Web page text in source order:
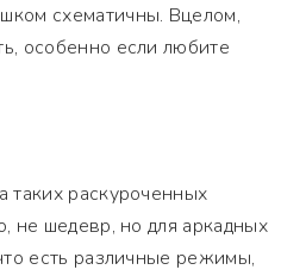
схематичны. Вцелом,
особенно если любите
таких раскуроченных
не шедевр, но для аркадных
есть различные режимы,